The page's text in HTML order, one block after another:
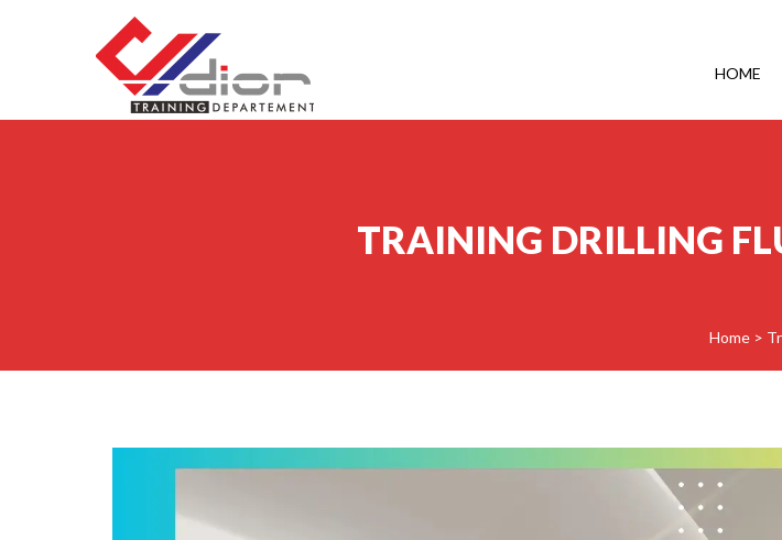
HOME
TRAINING DRILLING
Home >